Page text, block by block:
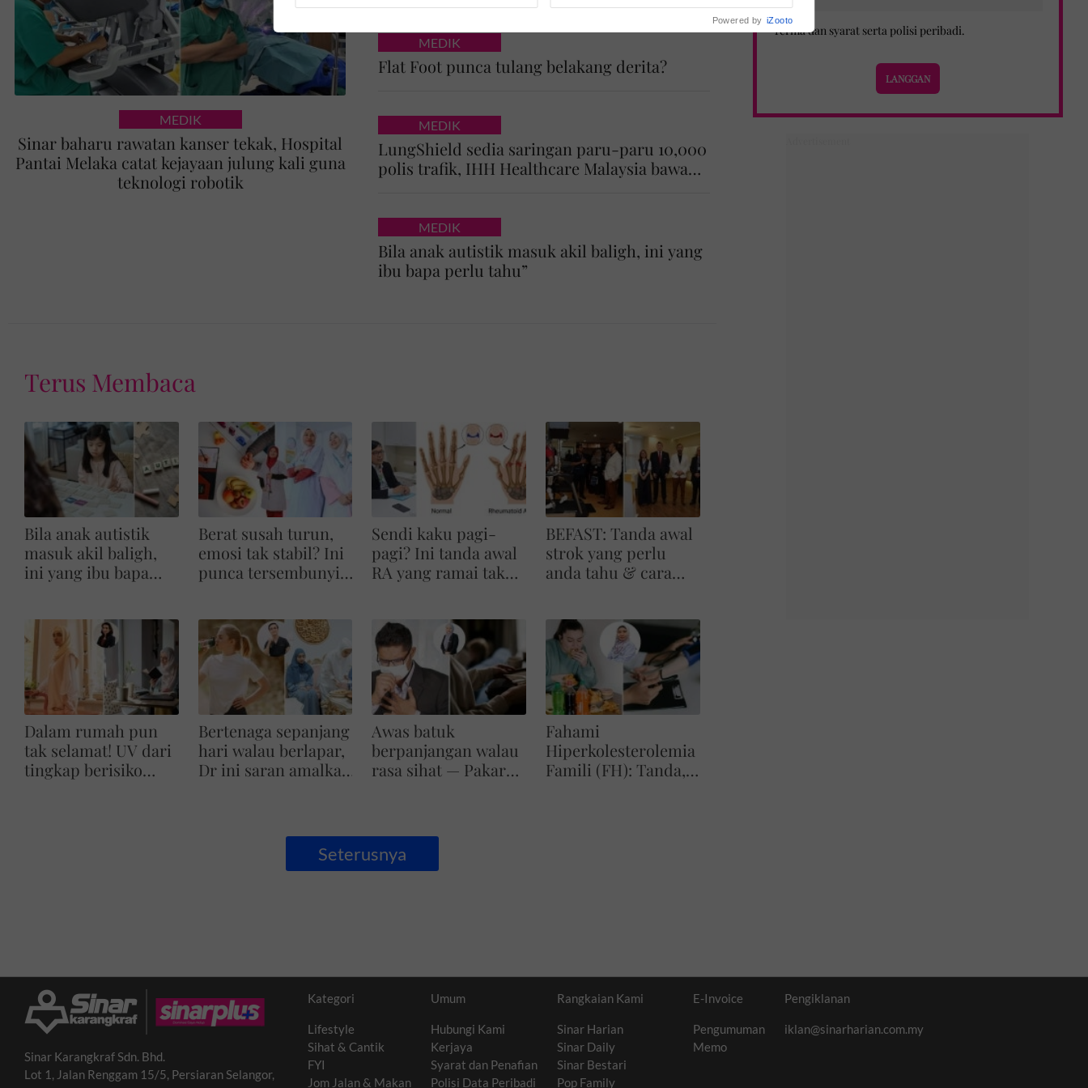
MEDIK
Sinar baharu rawatan kanser tekak, Hospital
Pantai Melaka catat kejayaan julung kali guna
teknologi robotik
MEDIK
Flat Foot punca tulang belakang derita?
MEDIK
LungShield sedia saringan paru-paru 10,000
polis trafik, IHH Healthcare Malaysia bawa
MEDIK
Bila anak autistik masuk akil baligh, ini yang
ibu bapa perlu tahu”
Terus Membaca
Bila anak autistik
masuk akil baligh,
ini yang ibu bapa
Berat susah turun,
emosi tak stabil? Ini
punca tersembunyi
bantu pulihkan
badan
Sendi kaku pagi-
pagi? Ini tanda awal
RA yang ramai tak
BEFAST: Tanda awal
strok yang perlu
anda tahu & cara
Dalam rumah pun
tak selamat! UV dari
tingkap berisiko
Bertenaga sepanjang
hari walau berlapar,
Dr ini saran amalkan
Awas batuk
berpanjangan walau
rasa sihat — Pakar
berjangkit
Fahami
Hiperkolesterolemia
Famili (FH): Tanda,
Seterusnya
Terma dan syaratserta polisi peribadi.
Sinar Karangkraf Sdn. Bhd.
Lot 1, Jalan Renggam 15/5, Persiaran Selangor,
Kategori
Lifestyle
Sihat & Cantik
FYI
Jom Jalan & Makan
Umum
Hubungi Kami
Kerjaya
Syarat dan Penafian
Polisi Data Peribadi
Rangkaian Kami
Sinar Harian
Sinar Daily
Sinar Bestari
Pop Family
E-Invoice
Pengumuman
Memo
Pengiklanan
iklan@sinarharian.com.my
Powered by iZooto